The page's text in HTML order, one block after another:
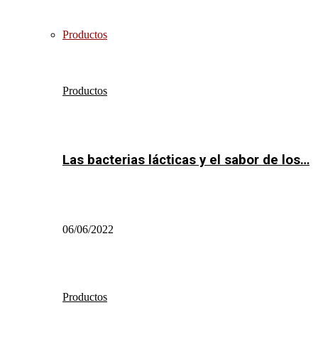
Productos
Productos
Las bacterias lácticas y el sabor de los…
06/06/2022
Productos